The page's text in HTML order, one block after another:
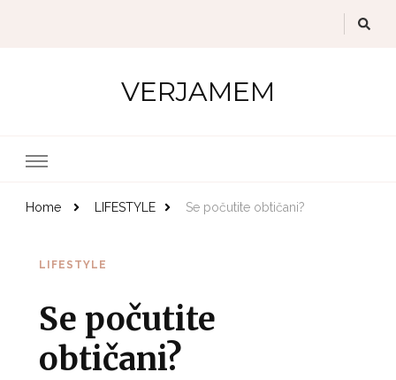
VERJAMEM
Home LIFESTYLE Se počutite obtičani?
LIFESTYLE
Se počutite
obtičani?